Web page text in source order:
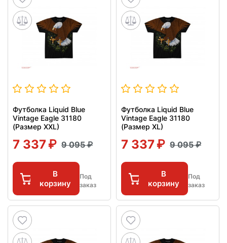
Футболка Liquid Blue
Vintage Eagle 31180
(Размер XXL)
7 337 9 095
В
корзину
Под
заказ
Футболка Liquid Blue
Vintage Eagle 31180
(Размер XL)
7 337 9 095
В
корзину
Под
заказ